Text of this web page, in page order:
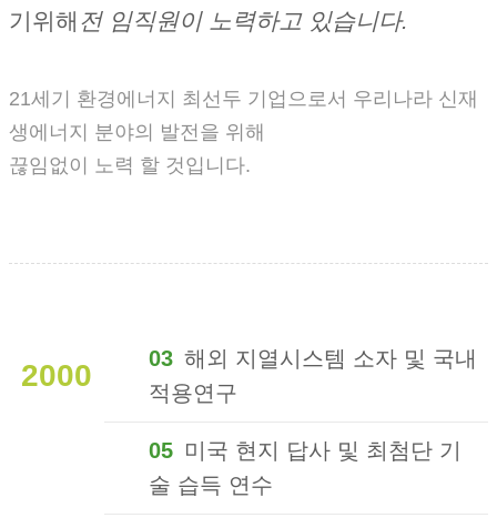
기위해 전 임직원이 노력하고 있습니다.
21세기 환경에너지 최선두 기업으로서 우리나라 신재
생에너지 분야의 발전을 위해
끊임없이 노력 할 것입니다.
2000 03 해외 지열시스템 소자 및 국내
적용연구
05 미국 현지 답사 및 최첨단 기
술 습득 연수